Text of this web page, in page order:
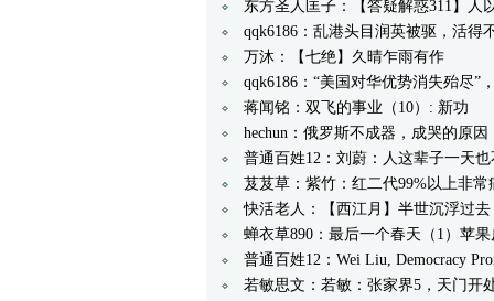
东方圣人匡子：【答疑解惑311】人
qqk6186：乱港头目润英被驱，活得
万沐：【七绝】久晴乍雨有作
qqk6186：“美国对华优势消失殆尽”
蒋闻铭：双飞的事业（10）: 新功
hechun：俄罗斯不成器，成哭的原因
普通百姓12：刘蔚：人这辈子一天
芨芨草：紫竹：红二代99%以上非常
快活老人：【西江月】半世沉浮过去
蝉衣草890：最后一个春天（1）苹
普通百姓12：Wei Liu, Democracy
若敏思文：若敏：张家界5，天门开